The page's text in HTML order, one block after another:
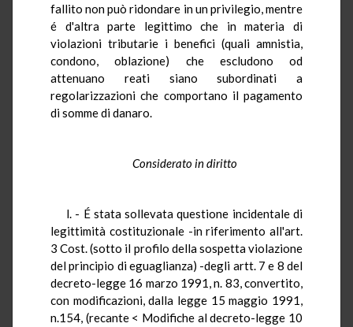
fallito non può ridondare in un privilegio, mentre
é d'altra parte legittimo che in materia di
violazioni tributarie i benefici (quali amnistia,
condono, oblazione) che escludono od
attenuano reati siano subordinati a
regolarizzazioni che comportano il pagamento
di somme di danaro.
Considerato in diritto
l. - É stata sollevata questione incidentale di
legittimità costituzionale -in riferimento all'art.
3 Cost. (sotto il profilo della sospetta violazione
del principio di eguaglianza) -degli artt. 7 e 8 del
decreto-legge 16 marzo 1991, n. 83, convertito,
con modificazioni, dalla legge 15 maggio 1991,
n.154, (recante < Modifiche al decreto-legge 10